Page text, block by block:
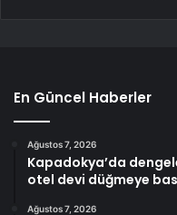
En Güncel Haberler
Ağustos 7, 2026
Kapadokya’da
otel devi düğmeye
Ağustos 7, 2026